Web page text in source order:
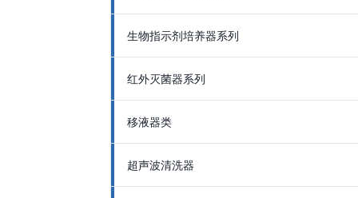
生物指示剂培养器系列
红外灭菌器系列
移液器类
超声波清洗器